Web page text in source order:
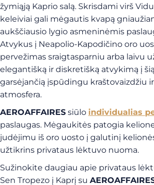
žymiąją Kaprio salą. Skrisdami virš
keleiviai gali mėgautis kvapą
aukščiausio lygio asmeninėmis
Atvykus į Neapolio-Kapodičino oro
pervežimas sraigtasparniu arba laivu
elegantišką ir diskretišką atvykimą į
garsėjančią įspūdingu kraštovaizdžiu
atmosfera.
AEROAFFAIRES siūlo individualias
paslaugas. Mėgaukitės patogia
judėjimu iš oro uosto į galutinį
užtikrins privataus lėktuvo nuoma.
Sužinokite daugiau apie privataus
Sen Tropezo į Kaprį su